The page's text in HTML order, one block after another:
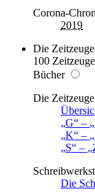
Corona-
2019
Die
100
Bücher
Die
G
–
K
–
S
–
Die